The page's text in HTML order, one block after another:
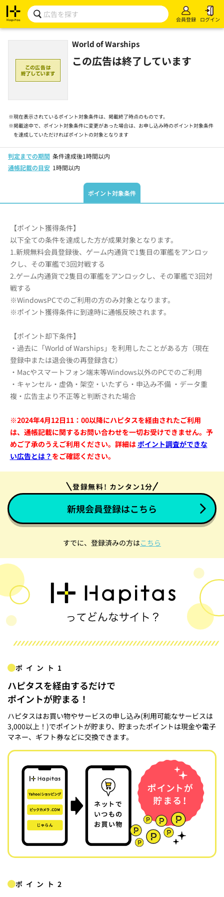
会員登録 ログイン
World of Warships
この広告は終了しています
※現在表示されているポイント対象条件は、掲載終了時点のものです。
※掲載途中で、ポイント対象条件に変更があった場合は、お申し込み時のポイント対象条件
を達成していただければポイントの対象となります
判定までの期間 条件達成後1時間以内
通帳記載の目安 1時間以内
ポイント対象条件
【ポイント獲得条件】
以下全ての条件を達成した方が成果対象となります。
1.新規無料会員登録後、ゲーム内通貨で1隻目の軍艦をアンロッ
クし、その軍艦で3回対戦する
2.ゲーム内通貨で2隻目の軍艦をアンロックし、その軍艦で3回対
戦する
※WindowsPCでのご利用の方のみ対象となります。
※ポイント獲得条件に到達時に通帳反映されます。
【ポイント却下条件】
・過去に「World of Warships」を利用したことがある方（現在
登録中または退会後の再登録含む）
・Macやスマートフォン端末等Windows以外のPCでのご利用
・キャンセル・虚偽・架空・いたずら・申込み不備 ・データ重
複・広告主より不正等と判断された場合
※2024年4月12日11：00以降にハピタスを経由されたご利用
は、通帳記載に関するお問い合わせを一切お受けできません。予
めご了承のうえご利用ください。詳細はポイント調査ができな
い広告とは？ をご確認ください。
登録無料! カンタン1分
新規会員登録はこちら
すでに、登録済みの方はこちら
ポイント1
ハピタスを経由するだけで
ポイントが貯まる！
ハピタスはお買い物やサービスの申し込み(利用可能なサービスは
3,000以上！)でポイントが貯まり、貯まったポイントは現金や電子
マネー、ギフト券などに交換できます。
ポイント2